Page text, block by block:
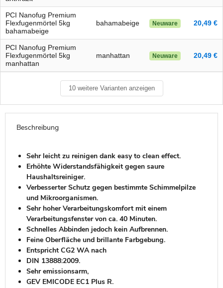
PCI Nanofug Premium
Flexfugenmörtel 5kg
bahamabeige
bahamabeige Neuware 20,49 €
PCI Nanofug Premium
Flexfugenmörtel 5kg
manhattan
manhattan Neuware 20,49 €
10 weitere Varianten anzeigen
Beschreibung
Sehr leicht zu reinigen dank easy to clean effect.
Erhöhte Widerstandsfähigkeit gegen saure
Haushaltsreiniger.
Verbesserter Schutz gegen bestimmte Schimmelpilze
und Mikroorganismen.
Sehr hoher Verarbeitungskomfort mit einem
Verarbeitungsfenster von ca. 40 Minuten.
Schnelles Abbinden jedoch kein Aufbrennen.
Feine Oberfläche und brillante Farbgebung.
Entspricht CG2 WA nach
DIN 13888:2009.
Sehr emissionsarm,
GEV EMICODE EC1 Plus R.